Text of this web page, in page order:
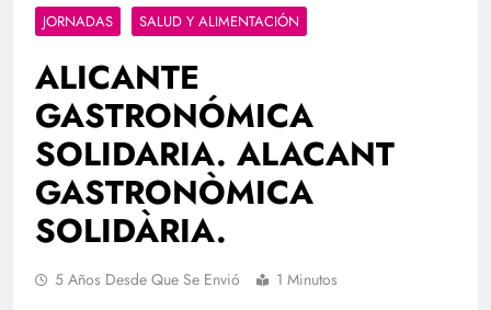
JORNADAS SALUD Y ALIMENTACIÓN
ALICANTE
GASTRONÓMICA
SOLIDARIA. ALACANT
GASTRONÒMICA
SOLIDÀRIA.
5 Años Desde Que Se Envió 1 Minutos